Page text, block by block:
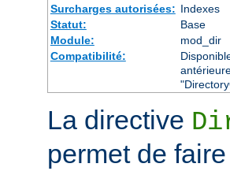
Surcharges autorisées: Indexes
Statut:
Base
Module:
mod_dir
Compatibilité:
La directive
permet de